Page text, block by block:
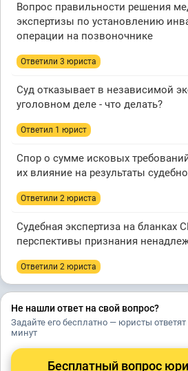
Вопрос правильности решения
экспертизы по установлению
операции на позвоночнике
Ответили 3 юристa
Суд отказывает в независимой
уголовном деле - что делать?
Ответил 1 юрист
Спор о сумме исковых
их влияние на результаты
Ответили 2 юристa
Судебная экспертиза на бланках
перспективы признания
Ответили 2 юристa
Не нашли ответ на свой вопрос?
Задайте его бесплатно — юристы
минут
Бесплатный вопрос